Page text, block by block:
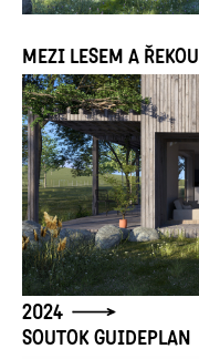
MEZI LESEM A ŘEKOU
2024
SOUTOK GUIDEPLAN